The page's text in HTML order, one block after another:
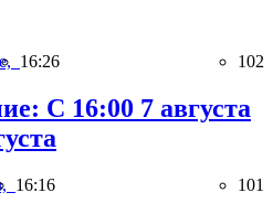
16:26 102
С 16:00 7 августа
16:16 101